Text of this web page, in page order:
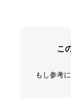
こ
もし参考